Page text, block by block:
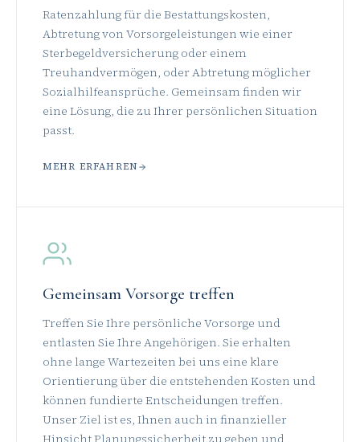
Ratenzahlung für die Bestattungskosten,
Abtretung von Vorsorgeleistungen wie einer
Sterbegeldversicherung oder einem
Treuhandvermögen, oder Abtretung möglicher
Sozialhilfeansprüche. Gemeinsam finden wir
eine Lösung, die zu Ihrer persönlichen Situation
passt.
MEHR ERFAHREN
Gemeinsam Vorsorge treffen
Treffen Sie Ihre persönliche Vorsorge und
entlasten Sie Ihre Angehörigen. Sie erhalten
ohne lange Wartezeiten bei uns eine klare
Orientierung über die entstehenden Kosten und
können fundierte Entscheidungen treffen.
Unser Ziel ist es, Ihnen auch in finanzieller